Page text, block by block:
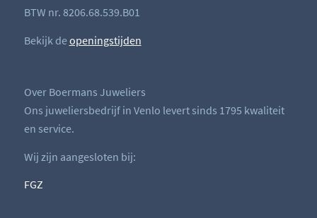
BTW nr. 8206.68.539.B01
Bekijk deopeningstijden
Over Boermans Juweliers
Ons juweliersbedrijf in Venlo levert sinds 1795 kwaliteit
en service.
Wij zijn aangesloten bij:
FGZ